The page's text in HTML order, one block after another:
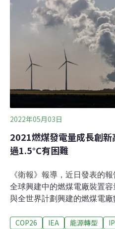
年來到台塑股東會。自2000
環團透過購買台塑股票，取
露企業造成的環境問題、提
動聯盟研究員陳震遠指出，
寶）2020年排碳量佔全台
諾2050年達到碳中和、並提
的目標，但換算後，只比2
2022年05月03日
2021燃煤發電量成長創
過1.5°C有困難
《衛報》報導，近日發表的
全球興建中的燃煤電廠裝置
與全世界計劃興建的燃煤電
電量成長卻達歷史新高在
COP26 IEA 能源轉型